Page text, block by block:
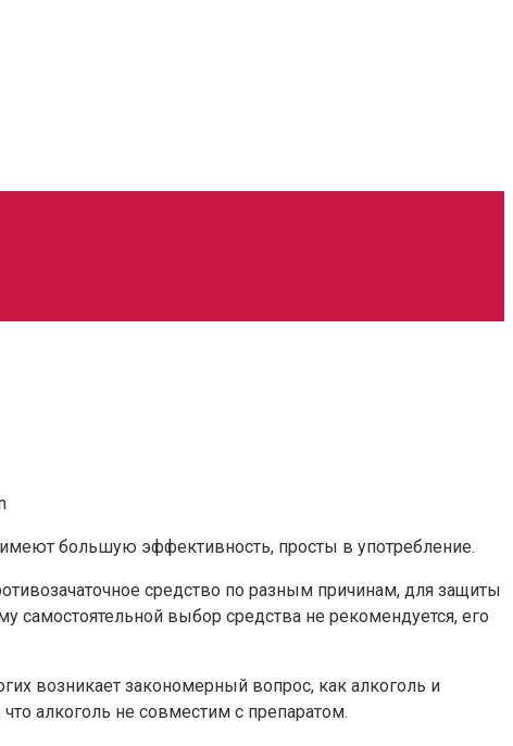
большую эффективность, просты в употребление.
средство по разным причинам, для защиты
самостоятельной выбор средства не рекомендуется, его
возникает закономерный вопрос, как алкоголь и
алкоголь не совместим с препаратом.